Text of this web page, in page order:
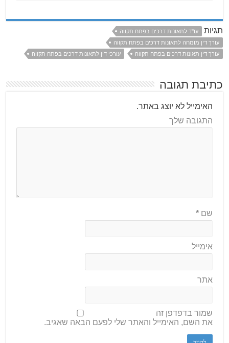
תגיות
עו"ד לתאונות דרכים בפתח תקווה
עורך דין מומחה לתאונות דרכים בפתח תקווה
עורך דין תאונות דרכים בפתח תקווה
עורכי דין לתאונות דרכים בפתח תקווה
כתיבת תגובה
האימייל לא יוצג באתר.
התגובה שלך
שם*
אימייל
אתר
שמור בדפדפן זה
את השם, האימייל והאתר שלי לפעם הבאה שאגיב.